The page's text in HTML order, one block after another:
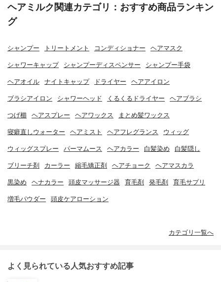
ヘアミルク関連カテゴリ：おすすめ商品ランキン
グ
シャンプー トリートメント コンディショナー ヘアマスク
シャワーキャップ シャンプーディスペンサー シャンプー手袋
ヘアオイル ナイトキャップ ドライヤー ヘアアイロン
ブラシアイロン シャワーヘッド くるくるドライヤー ヘアブラシ
つげ櫛 ヘアスプレー ヘアワックス まとめ髪ワックス
寝癖直しウォーター ヘアミスト ヘアフレグランス ウィッグ
ウィッグスプレー パーマムース ヘアカラー 白髪染め 白髪隠し
ブリーチ剤 カーラー 縮毛矯正剤 ヘアチョーク ヘアマスカラ
黒染め ヘナカラー 頭皮マッサージ器 育毛剤 発毛剤 育毛サプリ
増毛パウダー 頭皮ケアローション
カテゴリ一覧へ
よく見られている人気おすすめ記事